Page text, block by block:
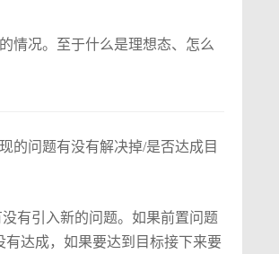
情况。至于什么是理想态、怎么
的问题有没有解决掉/是否达成目
有引入新的问题。如果前置问题
达成，如果要达到目标接下来要